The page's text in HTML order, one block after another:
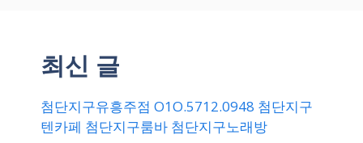
최신 글
첨단지구유흥주점 O1O.5712.0948 첨단지구
텐카페 첨단지구룸바 첨단지구노래방